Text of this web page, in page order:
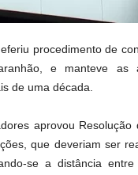
procedimento de
e manteve as
de uma década.
aprovou Resolução
que deveriam ser
se a distância